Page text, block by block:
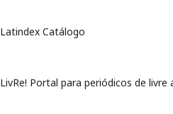
Latindex Catálogo
LivRe! Portal para periódicos de